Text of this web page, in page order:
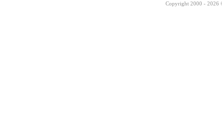
Copyright 2000 - 2026